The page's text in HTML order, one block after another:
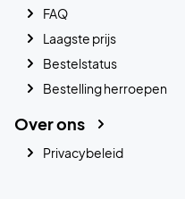
FAQ
Laagste prijs
Bestelstatus
Bestelling herroepen
Over ons
Privacybeleid